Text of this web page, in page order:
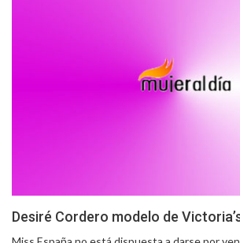
Desiré Cordero modelo de